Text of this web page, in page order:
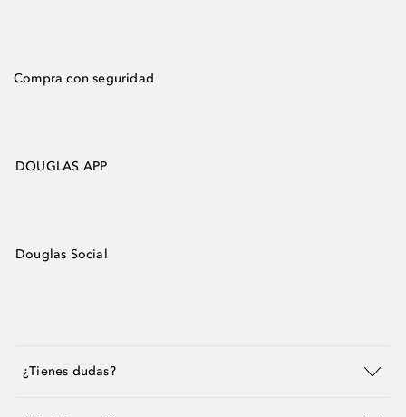
Compra con seguridad
DOUGLAS APP
Douglas Social
¿Tienes dudas?